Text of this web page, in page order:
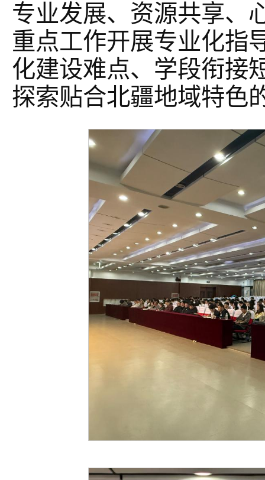
专业发展、资源共享、
重点工作开展专业化指
化建设难点、学段衔接
探索贴合北疆地域特色